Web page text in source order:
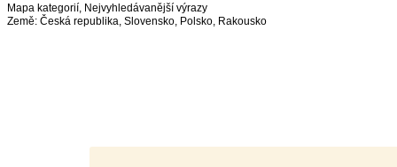
Mapa kategorií, Nejvyhledávanější výrazy
Země: Česká republika, Slovensko, Polsko, Rakousko